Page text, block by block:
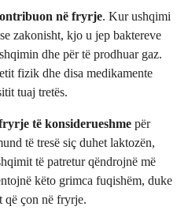
në fryrje. Kur ushqimi
zakonisht, kjo u jep baktereve
dhe për të prodhuar gaz.
fizik dhe disa medikamente
tuaj tretës.
të konsiderueshme për
të tresë siç duhet laktozën,
të patretur qëndrojnë më
këto grimca fuqishëm, duke
që çon në fryrje.